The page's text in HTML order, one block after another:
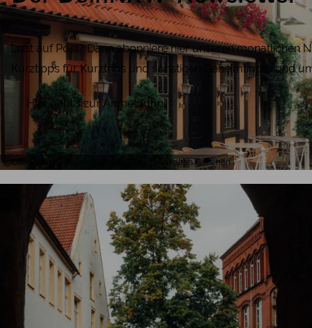
Leo Thomas, Bielefeld Altstadt Kneipe im alten Gäßchen
Lust auf Post? Dann abonniere hier unseren
Kurztipps für Kurztrips und sonstigen Geheimtipps rund
Hier geht's zur Anmeldung